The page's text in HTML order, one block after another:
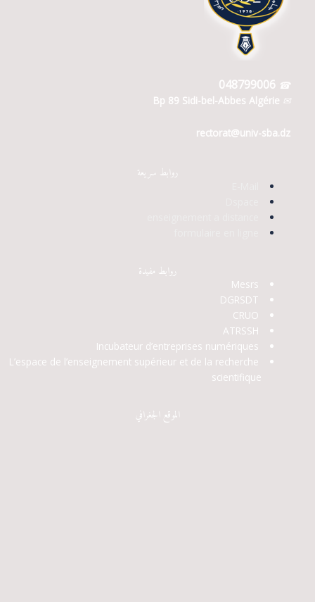
☎
✉
Bp 89 Sidi-bel-Abbes Algérie
rectorat@univ-sba.dz
روابط سريعة
روابط مفيدة
L’espace de l’enseignement supérieur et de la recherche
scientifique
الموقع الجغرافي